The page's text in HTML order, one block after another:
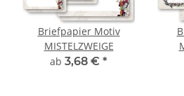
Briefpapier Motiv
MISTELZWEIGE
ab 3,68 € *